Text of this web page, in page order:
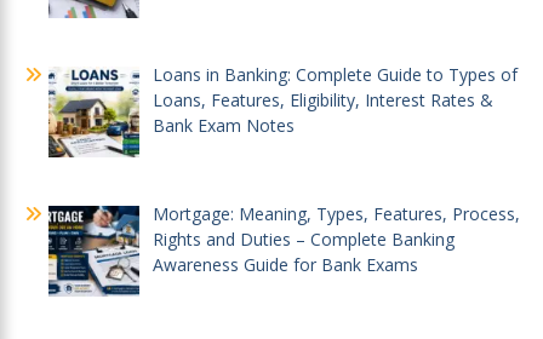
Loans in Banking: Complete Guide to Types of
Loans, Features, Eligibility, Interest Rates &
Bank Exam Notes
Mortgage: Meaning, Types, Features, Process,
Rights and Duties – Complete Banking
Awareness Guide for Bank Exams